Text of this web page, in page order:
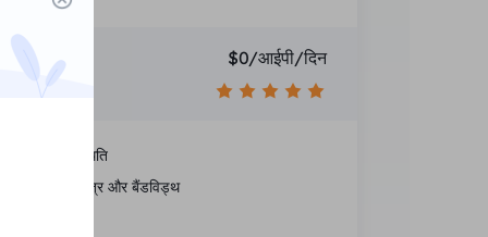
कीमत $0/आईपी/दिन
अनुशंसा करना
राष्ट्रीय स्थिति
असीमित सत्र और बैंडविड्थ